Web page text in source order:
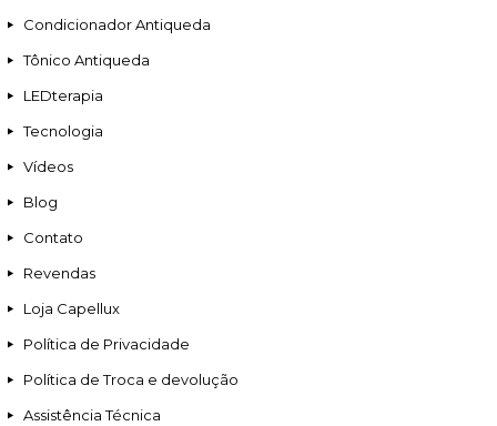
Condicionador Antiqueda
Tônico Antiqueda
LEDterapia
Tecnologia
Vídeos
Blog
Contato
Revendas
Loja Capellux
Política de Privacidade
Política de Troca e devolução
Assistência Técnica